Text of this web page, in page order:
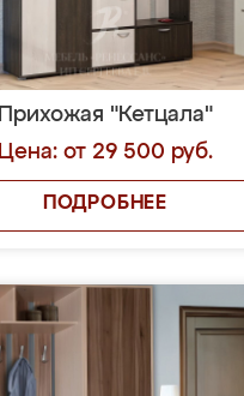
Прихожая "Кетцала"
Цена: от 29 500 руб.
ПОДРОБНЕЕ